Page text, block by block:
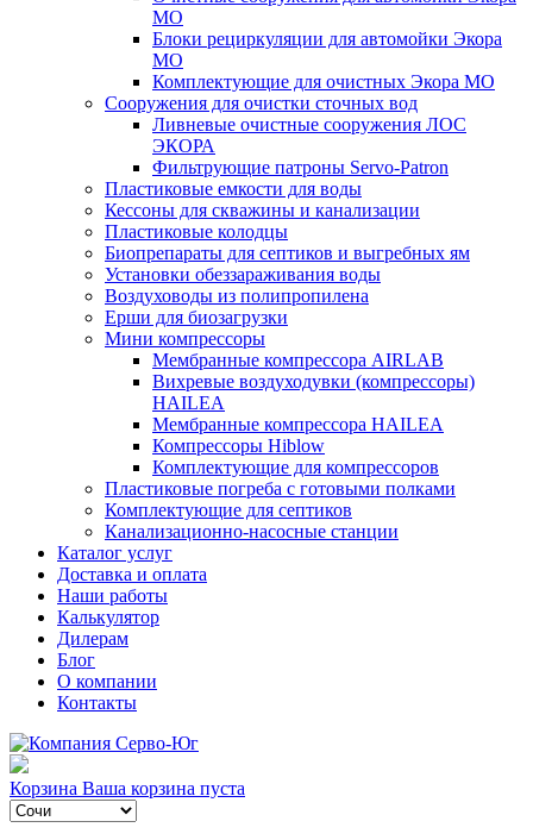
МО
Блоки рециркуляции для автомойки Экора
МО
Комплектующие для очистных Экора МО
Сооружения для очистки сточных вод
Ливневые очистные сооружения ЛОС
ЭКОРА
Фильтрующие патроны Servo-Patron
Пластиковые емкости для воды
Кессоны для скважины и канализации
Пластиковые колодцы
Биопрепараты для септиков и выгребных ям
Установки обеззараживания воды
Воздуховоды из полипропилена
Ерши для биозагрузки
Мини компрессоры
Мембранные компрессора AIRLAB
Вихревые воздуходувки (компрессоры)
HAILEA
Мембранные компрессора HAILEA
Компрессоры Hiblow
Комплектующие для компрессоров
Пластиковые погреба с готовыми полками
Комплектующие для септиков
Канализационно-насосные станции
Каталог услуг
Доставка и оплата
Наши работы
Калькулятор
Дилерам
Блог
О компании
Контакты
Корзина Ваша корзина пуста